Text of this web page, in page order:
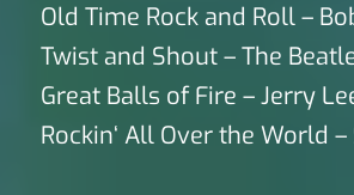
Old Time Rock and Roll –
Twist and Shout – The
Great Balls of Fire – Jerry
Rockin‘ All Over the World